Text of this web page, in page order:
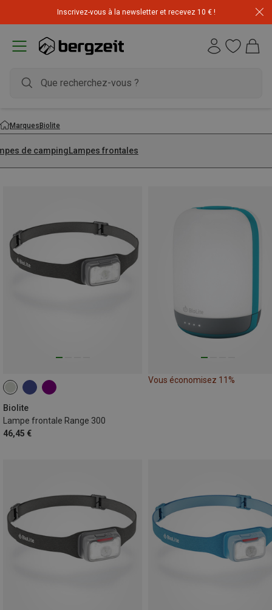
Inscrivez-vous à la newsletter et recevez 10 € !
Déstockage : 20 € offerts avec le code END20
MarquesBiolite
de campingLampes frontales
Biolite
Lampe frontale Range 300
46,45 €
Vous économisez 11%